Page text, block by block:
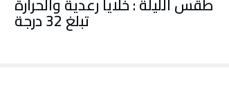
تبلغ 32 درجة